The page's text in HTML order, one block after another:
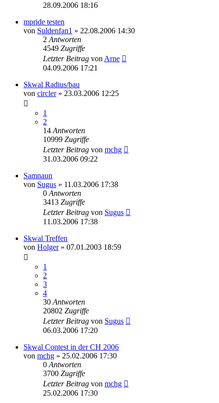
28.09.2006 18:16
mpride testen
von Suldenfan1 » 22.08.2006 14:30
2 Antworten
4549 Zugriffe
Letzter Beitrag von Arne
04.09.2006 17:21
Skwal Radius/bau
von circler» 23.03.2006 12:25
1
2
14 Antworten
10999 Zugriffe
Letzter Beitrag von mchg
31.03.2006 09:22
Samnaun
von Sugus » 11.03.2006 17:38
0 Antworten
3413 Zugriffe
Letzter Beitrag von Sugus
11.03.2006 17:38
Skwal Treffen
von Holger» 07.01.2003 18:59
1
2
3
4
30 Antworten
20802 Zugriffe
Letzter Beitrag von Sugus
06.03.2006 17:20
Skwal Contest in der CH 2006
von mchg » 25.02.2006 17:30
0 Antworten
3700 Zugriffe
Letzter Beitrag von mchg
25.02.2006 17:30